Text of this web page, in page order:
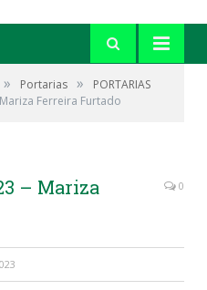
» Portarias »
PORTARIAS
Ferreira Furtado
– Mariza
0